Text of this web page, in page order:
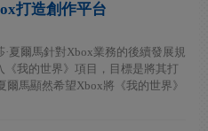
打造創作平台
夏爾馬針對Xbox業務的後續發展規
我的世界》項目，目標是將其打
馬顯然希望Xbox將《我的世界》